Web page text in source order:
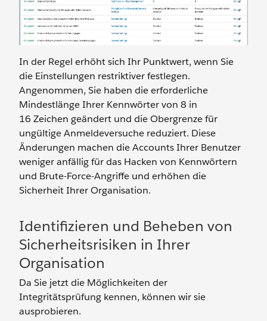
In der Regel erhöht sich Ihr Punktwert, wenn Sie
die Einstellungen restriktiver festlegen.
Angenommen, Sie haben die erforderliche
Mindestlänge Ihrer Kennwörter von 8 in
16 Zeichen geändert und die Obergrenze für
ungültige Anmeldeversuche reduziert. Diese
Änderungen machen die Accounts Ihrer Benutzer
weniger anfällig für das Hacken von Kennwörtern
und Brute-Force-Angriffe und erhöhen die
Sicherheit Ihrer Organisation.
Identifizieren und Beheben von
Sicherheitsrisiken in Ihrer
Organisation
Da Sie jetzt die Möglichkeiten der
Integritätsprüfung kennen, können wir sie
ausprobieren.